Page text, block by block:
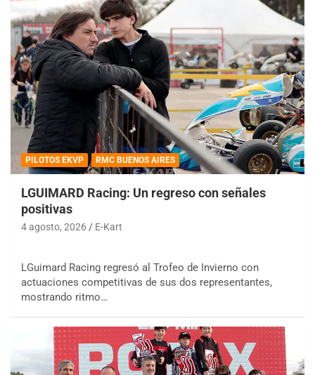
PILOTOS EKVP RMC BUENOS AIRES
LGUIMARD Racing: Un regreso con señales
positivas
4 agosto, 2026 E-Kart
LGuimard Racing regresó al Trofeo de Invierno con
actuaciones competitivas de sus dos representantes,
mostrando ritmo…